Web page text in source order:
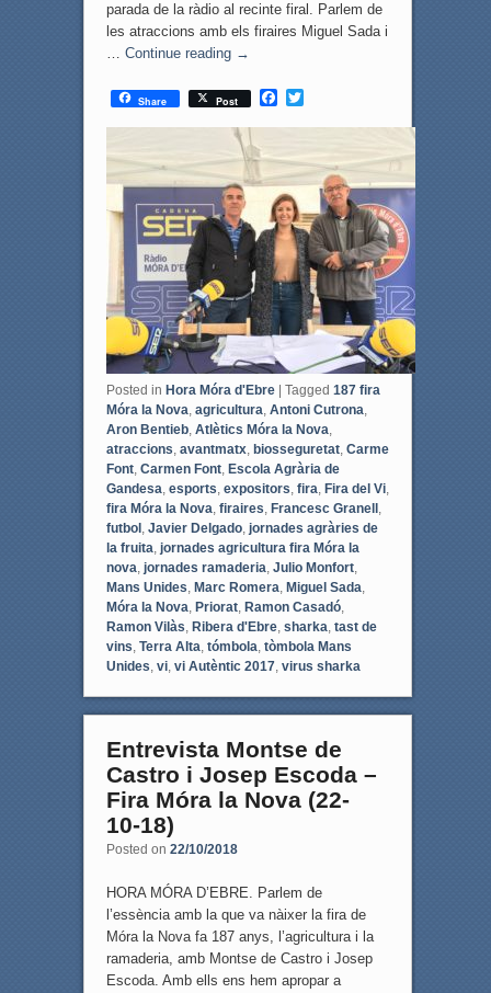
parada de la ràdio al recinte firal. Parlem de
les atraccions amb els firaires Miguel Sada i
Continue reading →
Share Post
F
c
b
o
o
k
T
i
t
e
Posted in Hora Móra d'Ebre Tagged 187 fira
Móra la Nova, agricultura, Antoni Cutrona,
Aron Bentieb, Atlètics Móra la Nova,
atraccions, avantmatx, biosseguretat, Carme
Font, Carmen Font, Escola Agrària de
Gandesa, esports, expositors, fira, Fira del Vi,
fira Móra la Nova, firaires, Francesc Granell ,
futbol , Javier Delgado, jornades agràries de
la fruita, jornades agricultura fira Móra la
nova, jornades ramaderia, Julio Monfort,
Mans Unides, Marc Romera, Miguel Sada,
Móra la Nova, Priorat, Ramon Casadó,
Ramon Vilàs, Ribera d'Ebre, sharka, tast de
vins, Terra Alta, tómbola, tòmbola Mans
Unides, vi, vi Autèntic 2017, virus sharka
Entrevista Montse de
Castro i Josep Escoda –
Fira Móra la Nova (22-
10-18)
Posted on 22/10/2018
HORA MÓRA D’EBRE. Parlem de
l’essència amb la que va nàixer la fira de
Móra la Nova fa 187 anys, l’agricultura i la
ramaderia, amb Montse de Castro i Josep
Escoda. Amb ells ens hem apropar a